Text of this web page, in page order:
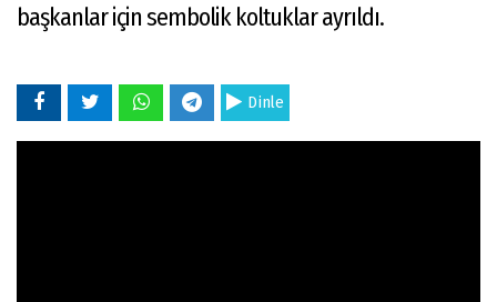
başkanlar için sembolik koltuklar ayrıldı.
Dinle